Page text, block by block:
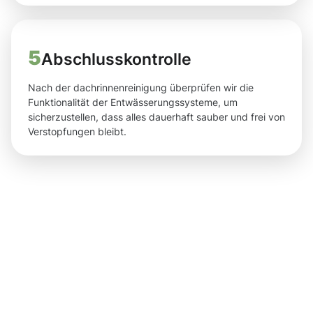
5Abschlusskontrolle
Nach der dachrinnenreinigung überprüfen wir die
Funktionalität der Entwässerungssysteme, um
sicherzustellen, dass alles dauerhaft sauber und frei von
Verstopfungen bleibt.